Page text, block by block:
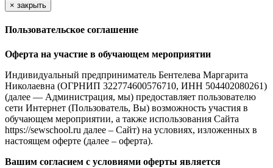
× закрыть
Пользовательское соглашение
Оферта на участие в обучающем мероприятии
Индивидуальный предприниматель Бентелева Маргарита
Николаевна (ОГРНИП 322774600576710, ИНН 504402080261)
(далее — Администрация, мы) предоставляет пользователю
сети Интернет (Пользователь, Вы) возможность участия в
обучающем мероприятии, а также использования Сайта
https://sewschool.ru далее – Сайт) на условиях, изложенных в
настоящем оферте (далее – оферта).
Вашим согласием с условиями оферты является